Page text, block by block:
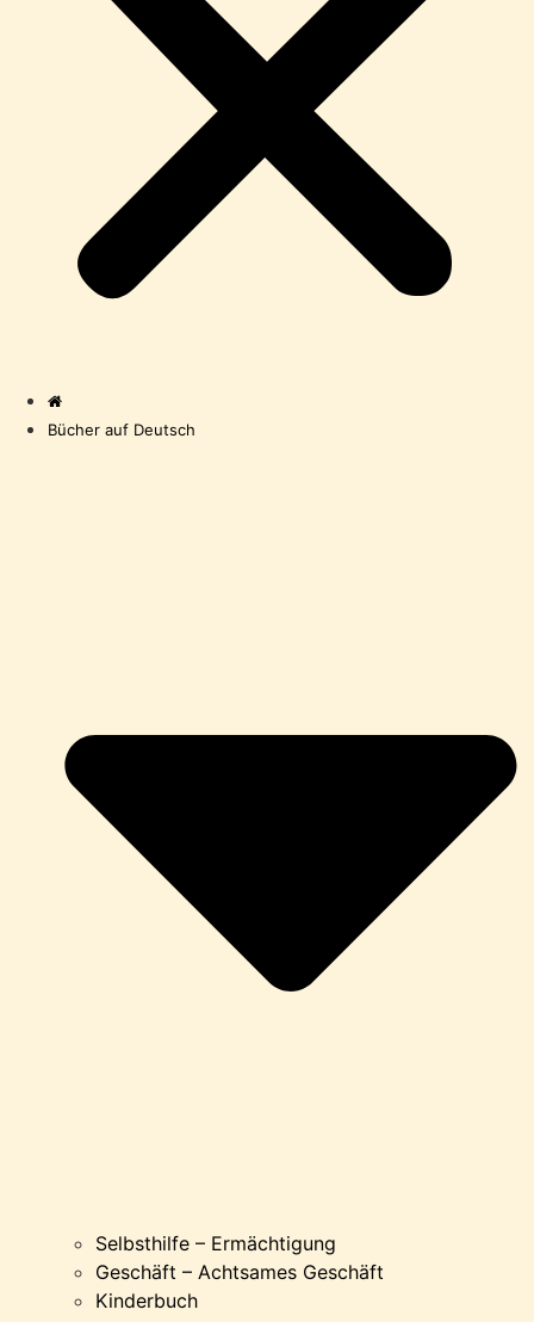
Bücher auf Deutsch
Selbsthilfe – Ermächtigung
Geschäft – Achtsames Geschäft
Kinderbuch